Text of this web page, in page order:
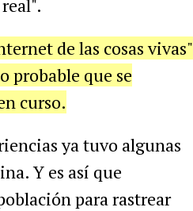
de las cosas vivas"
probable que se
curso.
ya tuvo algunas
Y es así que
para rastrear